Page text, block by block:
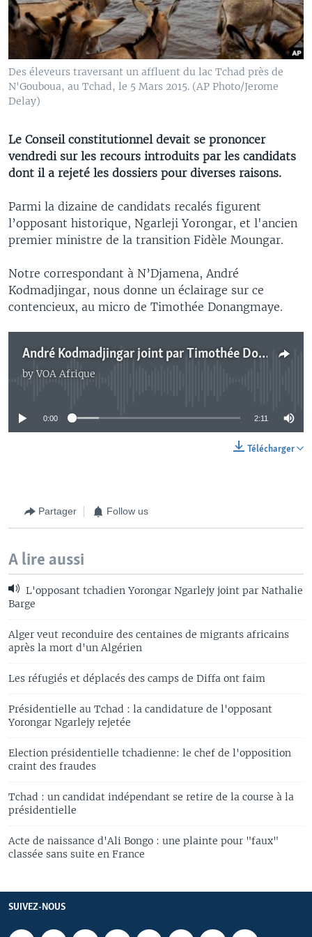
Des éleveurs traversant un affluent du lac Tchad près de
N'Gouboua, au Tchad, le 5 Mars 2015. (AP Photo/Jerome
Delay)
Le Conseil constitutionnel devait se prononcer
vendredi sur les recours introduits par les candidats
dont il a rejeté les dossiers pour diverses raisons.
Parmi la dizaine de candidats recalés figurent
l’opposant historique, Ngarleji Yorongar, et l'ancien
premier ministre de la transition Fidèle Moungar.
Notre correspondant à N’Djamena, André
Kodmadjingar, nous donne un éclairage sur ce
contencieux, au micro de Timothée Donangmaye.
André Kodmadjingar joint par Timothée Donangmaye
byVOA Afrique
No media source currently available
0:00 2:11
Télécharger
Partager Follow us
A lire aussi
L'opposant tchadien Yorongar Ngarlejy joint par Nathalie
Barge
Alger veut reconduire des centaines de migrants africains
après la mort d'un Algérien
Les réfugiés et déplacés des camps de Diffa ont faim
Présidentielle au Tchad : la candidature de l'opposant
Yorongar Ngarlejy rejetée
Election présidentielle tchadienne: le chef de l'opposition
craint des fraudes
Tchad : un candidat indépendant se retire de la course à la
présidentielle
Acte de naissance d'Ali Bongo : une plainte pour "faux"
classée sans suite en France
SUIVEZ-NOUS